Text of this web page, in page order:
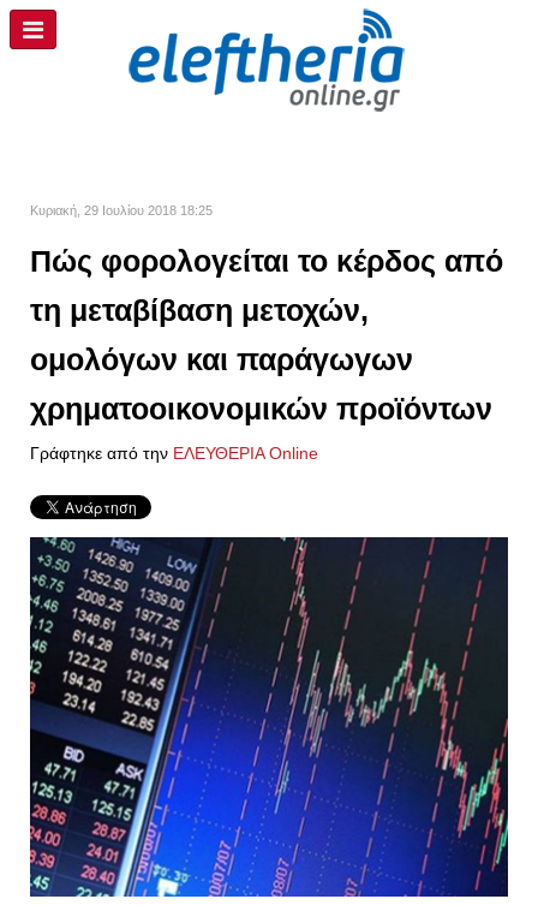
Κυριακή, 29 Ιουλίου 2018 18:25
Πώς φορολογείται το κέρδος από
τη μεταβίβαση μετοχών,
ομολόγων και παράγωγων
χρηματοοικονομικών προϊόντων
Γράφτηκε από την ΕΛΕΥΘΕΡΙΑ Online